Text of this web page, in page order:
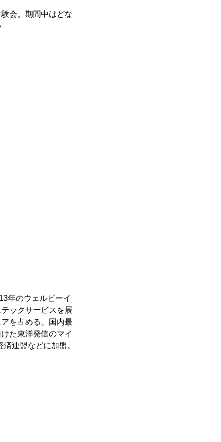
会。期間中はどな
年のウェルビーイ
ックサービスを展
を占める。国内最
た東洋発信のマイ
連盟などに加盟。